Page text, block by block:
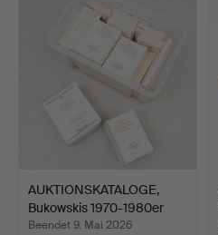
AUKTIONSKATALOGE,
Bukowskis 1970-1980er
Ja…
Beendet 9. Mai 2026